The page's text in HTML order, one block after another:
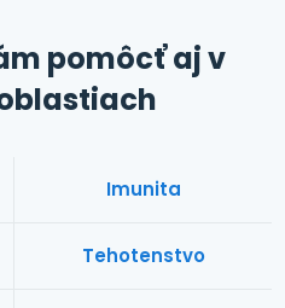
pomôcť aj v
Imunita
Tehotenstvo